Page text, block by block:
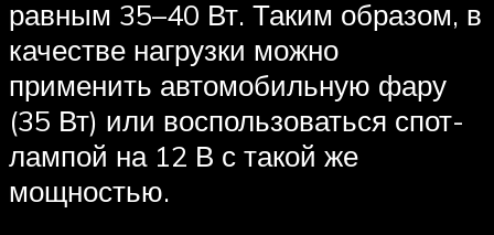
равным 35–40 Вт. Таким образом, в
качестве нагрузки можно
применить автомобильную фару
(35 Вт) или воспользоваться спот-
лампой на 12 В с такой же
мощностью.